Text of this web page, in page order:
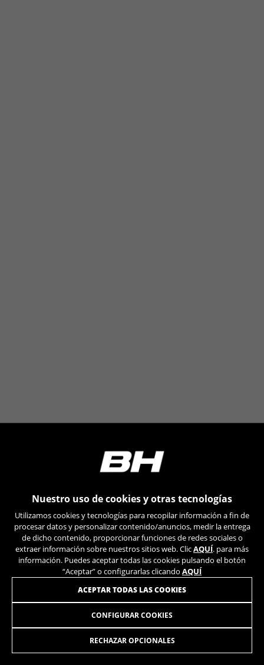
Nuestro uso de cookies y otras tecnologías
Utilizamos cookies y tecnologías para recopilar información a fin de
procesar datos y personalizar contenido/anuncios, medir la entrega
de dicho contenido, proporcionar funciones de redes sociales o
extraer información sobre nuestros sitios web. ClicAQUÍ. para más
información. Puedes aceptar todas las cookies pulsando el botón
“Aceptar” o configurarlas clicando AQUÍ
CONFIGURAR COOKIES
RECHAZAR OPCIONALES
ACEPTAR TODAS LAS COOKIES